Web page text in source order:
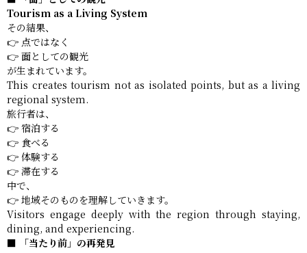
Tourism as a Living System
その結果、
👉 点ではなく
👉 面としての観光
が生まれています。
This creates tourism not as isolated points, but as a living
regional system.
旅行者は、
👉 宿泊する
👉 食べる
👉 体験する
👉 滞在する
中で、
👉 地域そのものを理解していきます。
Visitors engage deeply with the region through staying,
dining, and experiencing.
■ 「当たり前」の再発見